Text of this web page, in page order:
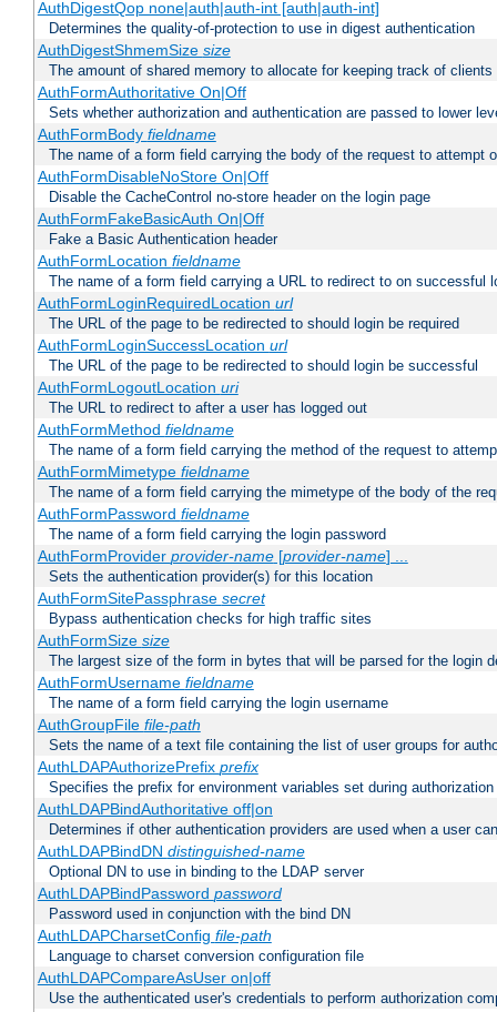
AuthDigestQop none|auth|auth-int [auth|auth-int]
Determines the quality-of-protection to use in digest authentication
AuthDigestShmemSize size
The amount of shared memory to allocate for keeping track of clients
AuthFormAuthoritative On|Off
Sets whether authorization and authentication are passed to lower
AuthFormBody fieldname
The name of a form field carrying the body of the request to attempt
AuthFormDisableNoStore On|Off
Disable the CacheControl no-store header on the login page
AuthFormFakeBasicAuth On|Off
Fake a Basic Authentication header
AuthFormLocation fieldname
The name of a form field carrying a URL to redirect to on successful
AuthFormLoginRequiredLocation url
The URL of the page to be redirected to should login be required
AuthFormLoginSuccessLocation url
The URL of the page to be redirected to should login be successful
AuthFormLogoutLocation uri
The URL to redirect to after a user has logged out
AuthFormMethod fieldname
The name of a form field carrying the method of the request to
AuthFormMimetype fieldname
The name of a form field carrying the mimetype of the body of the
AuthFormPassword fieldname
The name of a form field carrying the login password
AuthFormProvider provider-name[provider-name] ...
Sets the authentication provider(s) for this location
AuthFormSitePassphrase secret
Bypass authentication checks for high traffic sites
AuthFormSize size
The largest size of the form in bytes that will be parsed for the login
AuthFormUsername fieldname
The name of a form field carrying the login username
AuthGroupFile file-path
Sets the name of a text file containing the list of user groups for
AuthLDAPAuthorizePrefix prefix
Specifies the prefix for environment variables set during authorization
AuthLDAPBindAuthoritative off|on
Determines if other authentication providers are used when a user
AuthLDAPBindDN distinguished-name
Optional DN to use in binding to the LDAP server
AuthLDAPBindPassword password
Password used in conjunction with the bind DN
AuthLDAPCharsetConfig file-path
Language to charset conversion configuration file
AuthLDAPCompareAsUser on|off
Use the authenticated user's credentials to perform authorization